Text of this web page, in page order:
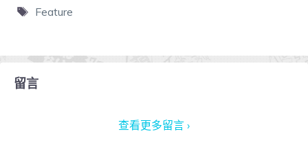
Feature
留言
查看更多留言 ›